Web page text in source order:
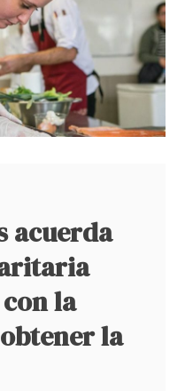
acuerda
la
la